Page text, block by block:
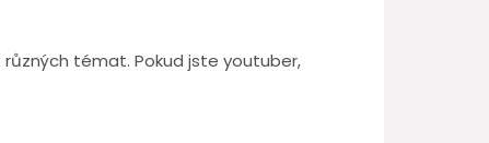
témat. Pokud jste youtuber,